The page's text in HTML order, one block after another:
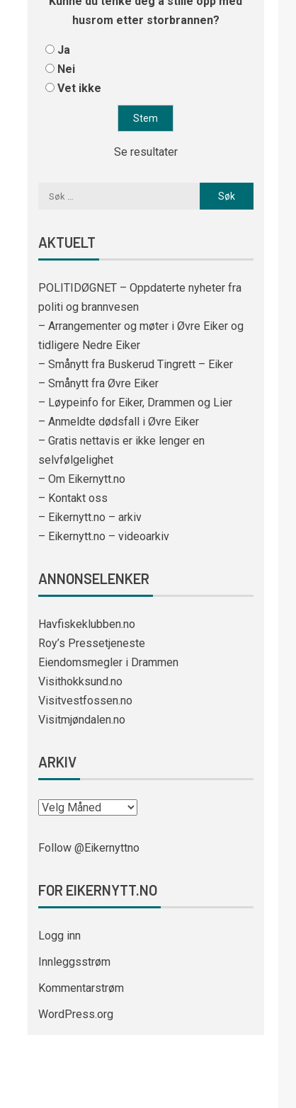
husrom etter storbrannen?
Ja
Nei
Vet ikke
Se resultater
AKTUELT
POLITIDØGNET – Oppdaterte nyheter fra
politi og brannvesen
– Arrangementer og møter i Øvre Eiker og
tidligere Nedre Eiker
– Smånytt fra Buskerud Tingrett – Eiker
– Smånytt fra Øvre Eiker
– Løypeinfo for Eiker, Drammen og Lier
– Anmeldte dødsfall i Øvre Eiker
– Gratis nettavis er ikke lenger en
selvfølgelighet
– Om Eikernytt.no
– Kontakt oss
– Eikernytt.no – arkiv
– Eikernytt.no – videoarkiv
ANNONSELENKER
Havfiskeklubben.no
Roy’s Pressetjeneste
Eiendomsmegler i Drammen
Visithokksund.no
Visitvestfossen.no
Visitmjøndalen.no
ARKIV
Follow @Eikernyttno
FOR EIKERNYTT.NO
Logg inn
Innleggsstrøm
Kommentarstrøm
WordPress.org